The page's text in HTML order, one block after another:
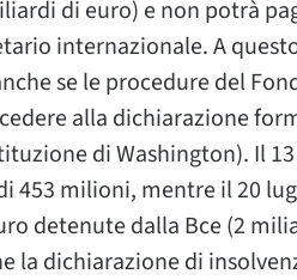
di euro) e non potrà
internazionale. A
se le procedure del
alla dichiarazione
di Washington). Il
453 milioni, mentre il 20
detenute dalla Bce (2
la dichiarazione di